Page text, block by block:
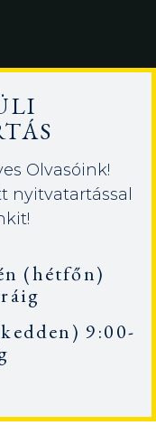
Olvasóink!
nyitvatartással
(hétfőn)
9:00-